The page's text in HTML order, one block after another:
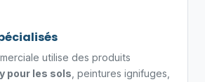
utilise des produits
pour les sols , peintures ignifuges,